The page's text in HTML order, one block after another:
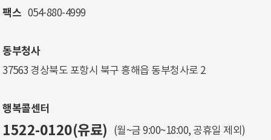
팩스 054-880-4999
동부청사
37563 경상북도 포항시 북구 흥해읍 동부청사로 2
행복콜센터
1522-0120(유료) (월~금 9:00~18:00, 공휴일 제외)